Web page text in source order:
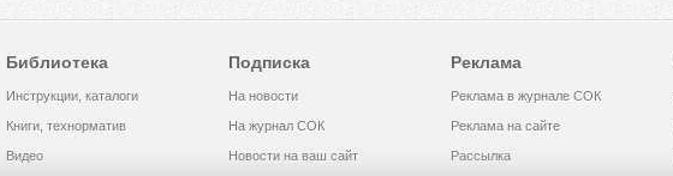
Библиотека
Инструкции, каталоги
Книги, технорматив
Видео
Подписка
На новости
На журнал СОК
Новости на ваш сайт
Реклама
Реклама в журнале СОК
Реклама на сайте
Рассылка